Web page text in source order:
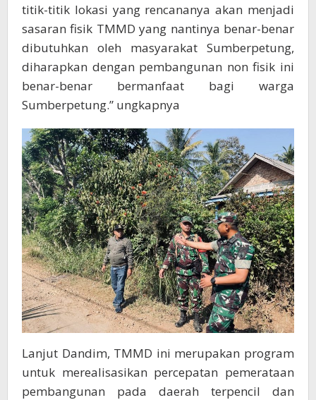
titik-titik lokasi yang rencananya akan menjadi
sasaran fisik TMMD yang nantinya benar-benar
dibutuhkan oleh masyarakat Sumberpetung,
diharapkan dengan pembangunan non fisik ini
benar-benar bermanfaat bagi warga
Sumberpetung.” ungkapnya
Lanjut Dandim, TMMD ini merupakan program
untuk merealisasikan percepatan pemerataan
pembangunan pada daerah terpencil dan